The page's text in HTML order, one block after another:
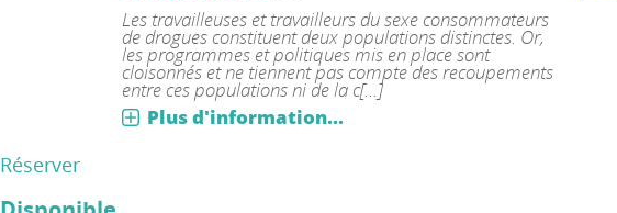
Les travailleuses et travailleurs du sexe consommateurs
de drogues constituent deux populations distinctes. Or,
les programmes et politiques mis en place sont
cloisonnés et ne tiennent pas compte des recoupements
entre ces populations ni de la c[...]
Plus d'information...
Réserver